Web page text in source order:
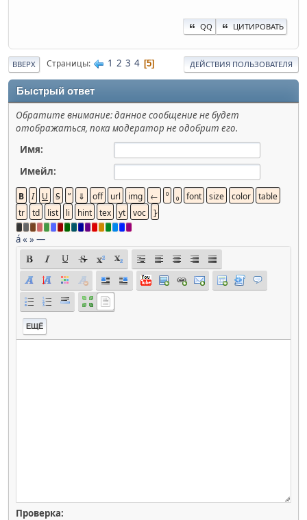
QQ ЦИТИРОВАТЬ
ВВЕРХ Страницы 1 2 3 4 5 ДЕЙСТВИЯ ПОЛЬЗОВАТЕЛЯ
Быстрый ответ
Обратите внимание: данное сообщение не будет
отображаться, пока модератор не одобрит его.
Имя:
Имейл:
á« »—
ЕЩЁ
Проверка: